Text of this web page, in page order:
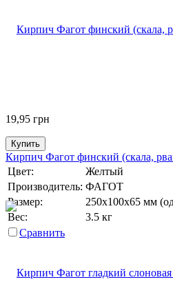
19,95 грн
Купить
Кирпич Фагот финский (скала,
Цвет:
Желтый
Производитель: ФАГОТ
Размер:
250х100х65 мм
Вес:
3.5 кг
Сравнить